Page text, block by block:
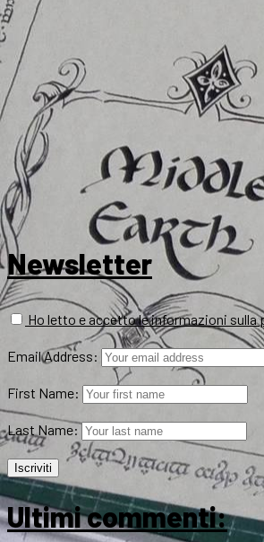
Newsletter
Ho letto e accetto le informazioni sulla
Email Address:
First Name:
Last Name:
Ultimi commenti: